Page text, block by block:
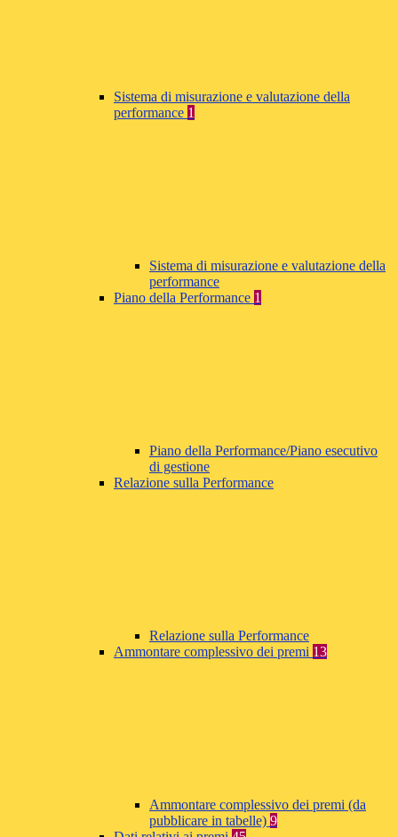
Sistema di misurazione e valutazione della
performance 1
Sistema di misurazione e valutazione della
performance
Piano della Performance 1
Piano della Performance/Piano esecutivo
di gestione
Relazione sulla Performance
Relazione sulla Performance
Ammontare complessivo dei premi 13
Ammontare complessivo dei premi (da
pubblicare in tabelle) 9